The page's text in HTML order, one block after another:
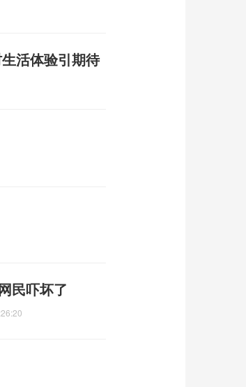
活体验引期待
民吓坏了